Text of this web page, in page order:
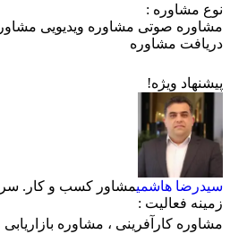
نوع مشاوره :
مشاوره صوتی مشاوره ویدیویی
دریافت مشاوره
پیشنهاد ویژه!
سیدرضا هاشمیمشاور کسب و کار.
زمینه فعالیت :
مشاوره کارآفرینی ، مشاوره